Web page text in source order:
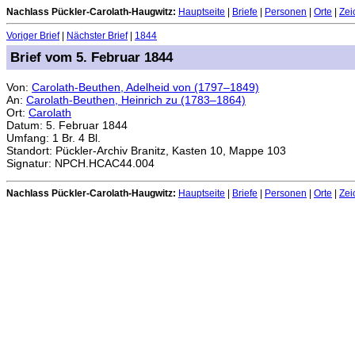
Nachlass Pückler-Carolath-Haugwitz: Hauptseite Briefe Personen Orte
Voriger Brief| Nächster Brief| 1844
Brief vom 5. Februar 1844
Von: Carolath-Beuthen, Adelheid von (1797–1849)
An: Carolath-Beuthen, Heinrich zu (1783–1864)
Ort: Carolath
Datum: 5. Februar 1844
Umfang: 1 Br. 4 Bl.
Standort: Pückler-Archiv Branitz, Kasten 10, Mappe 103
Signatur: NPCH.HCAC44.004
Nachlass Pückler-Carolath-Haugwitz: Hauptseite Briefe Personen Orte